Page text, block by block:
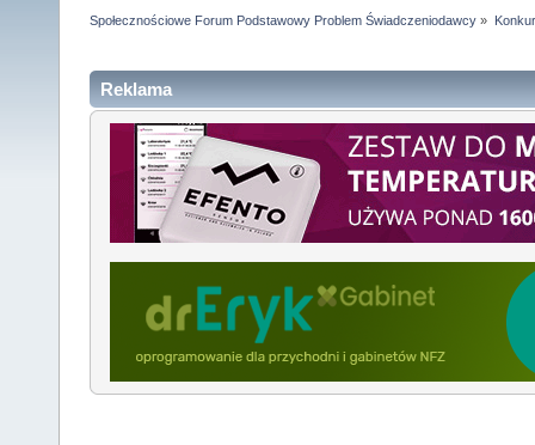
Społecznościowe Forum Podstawowy Problem Świadczeniodawcy »
Reklama